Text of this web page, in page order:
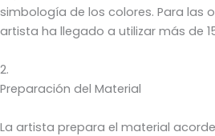
simbología de los colores. Para las
artista ha llegado a utilizar más de
2.
Preparación del Material
La artista prepara el material